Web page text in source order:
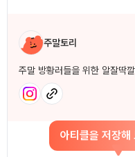
작성자 소개
주말토리
주말 방황러들을 위한 알잘딱
아티클을 저장해